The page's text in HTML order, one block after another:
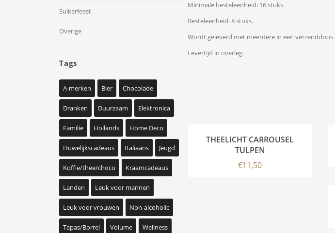
Suikerfeest
Overige
Tags
A-merken Bier Chocolade
Dranken Duurzaam Elektronica
Familie Hollands Home Deco
Huwelijkscadeaus Italiaans Jeugd
Koffie/thee/choco Kraamcadeaus
Landen Leuk voor mannen
Leuk voor vrouwen Non-alcoholic
Tapas/Borrel Volume Wellness
Minimale besteleenheid: 16 stuks.
Besteleenheid: 8 stuks.
Wordt geleverd met meerdere in een verzenddoos.
Levertijd in overleg.
THEELICHT CARROUSEL
TULPEN
€11,50